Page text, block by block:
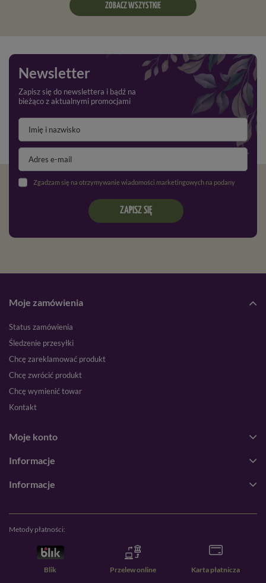
ZOBACZ WSZYSTKIE
Newsletter
Zapisz się do newslettera i bądź na
bieżąco z aktualnymi promocjami
Zgadzam się na otrzymywanie wiadomości marketingowych na podany adres e-mail oraz przetwarzanie danych osobowych zgodnie z
ZAPISZ SIĘ
Moje zamówienia
Status zamówienia
Śledzenie przesyłki
Chcę zareklamować produkt
Chcę zwrócić produkt
Chcę wymienić towar
Kontakt
Moje konto
Informacje
Informacje
Metody płatności:
Blik Przelew online Karta płatnicza